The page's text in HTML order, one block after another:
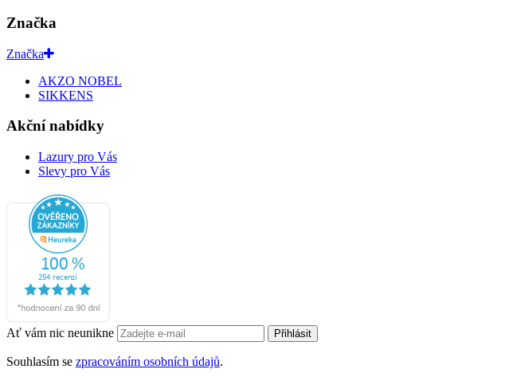
Značka
Značka
AKZO NOBEL
SIKKENS
Akční nabídky
Lazury pro Vás
Slevy pro Vás
Ať vám nic neunikne Přihlásit
Souhlasím se zpracováním osobních údajů.